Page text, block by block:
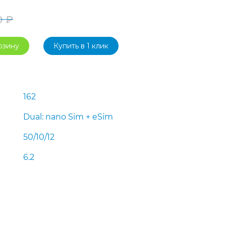
₽
цена
51
990 ₽.
цена:
990 ₽.
Купить в 1 клик
162
Dual: nano Sim + eSim
50/10/12
6.2